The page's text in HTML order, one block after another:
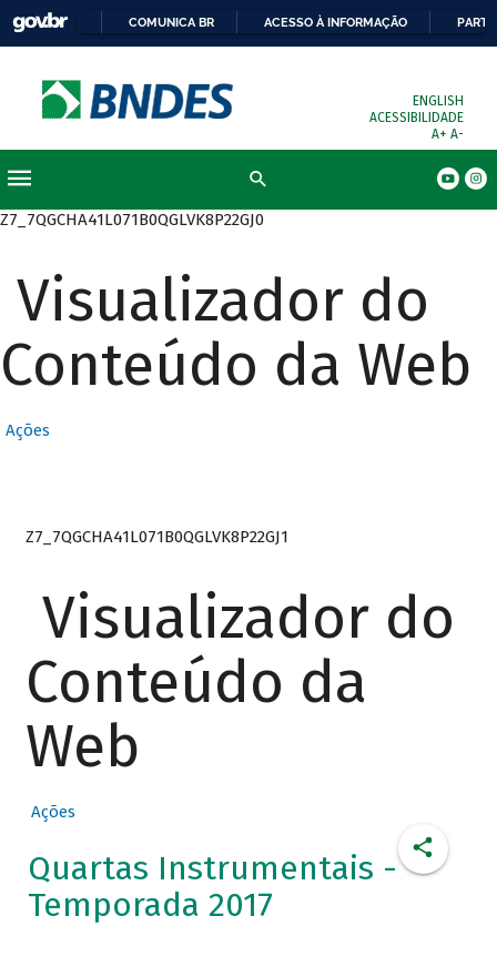
COMUNICA BR ACESSO À INFORMAÇÃO
ENGLISH
ACESSIBILIDADE
A+ A-
Z7_7QGCHA41L071B0QGLVK8P22GJ0
Visualizador do
Conteúdo da Web
Ações
Z7_7QGCHA41L071B0QGLVK8P22GJ1
Visualizador do
Conteúdo da
Web
Ações
Quartas Instrumentais -
Temporada 2017